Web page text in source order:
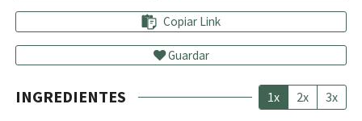
Copiar Link
Guardar
INGREDIENTES 1x 2x 3x